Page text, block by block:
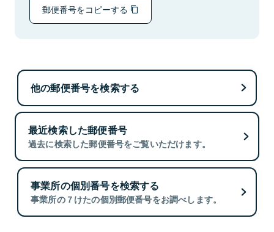
郵便番号をコピーする
他の郵便番号を検索する
最近検索した郵便番号
過去に検索した郵便番号をご覧いただけます。
事業所の個別番号を検索する
事業所の７けたの個別郵便番号をお調べします。